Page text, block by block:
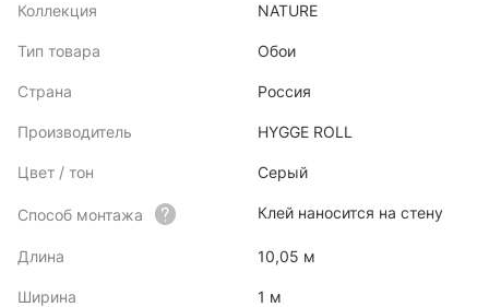
Коллекция NATURE
Тип товара Обои
Страна Россия
Производитель HYGGE ROLL
Цвет / тон Серый
Способ монтажа Клей наносится на стену
Длина 10,05 м
Ширина 1 м